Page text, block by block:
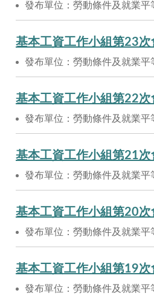
發布單位：勞動條件及就業平
基本工資工作小組第23次
發布單位：勞動條件及就業平
基本工資工作小組第22次
發布單位：勞動條件及就業平
基本工資工作小組第21次
發布單位：勞動條件及就業平
基本工資工作小組第20次
發布單位：勞動條件及就業平
基本工資工作小組第19次
發布單位：勞動條件及就業平